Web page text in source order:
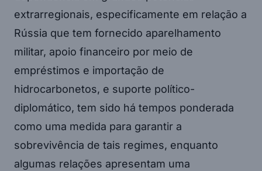
extrarregionais, especificamente em relação a
Rússia que tem fornecido aparelhamento
militar, apoio financeiro por meio de
empréstimos e importação de
hidrocarbonetos, e suporte político-
diplomático, tem sido há tempos ponderada
como uma medida para garantir a
sobrevivência de tais regimes, enquanto
algumas relações apresentam uma